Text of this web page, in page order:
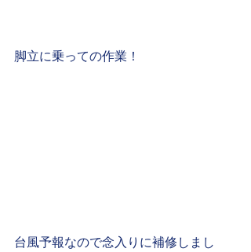
脚立に乗っての作業！
台風予報なので念入りに補修しまし